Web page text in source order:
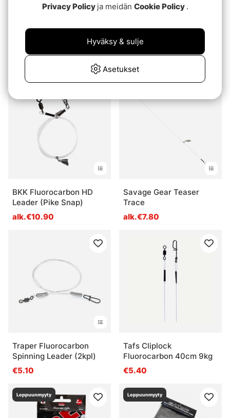
Westin Fluorocarbon
Leader
€5.30
Prorex FC LEADER 30cm
36kg/80lb
€4.50
BKK Fluorocarbon HD
Leader (Pike Snap)
alk.€10.90
Savage Gear Teaser
Trace
alk.€7.80
Traper Fluorocarbon
Spinning Leader (2kpl)
€5.10
Tafs Cliplock
Fluorocarbon 40cm 9kg
€5.40
Loppuunmyyty Loppuunmyyty
Privacy Policy ja meidän Cookie Policy .
Asetukset
Hyväksy & sulje